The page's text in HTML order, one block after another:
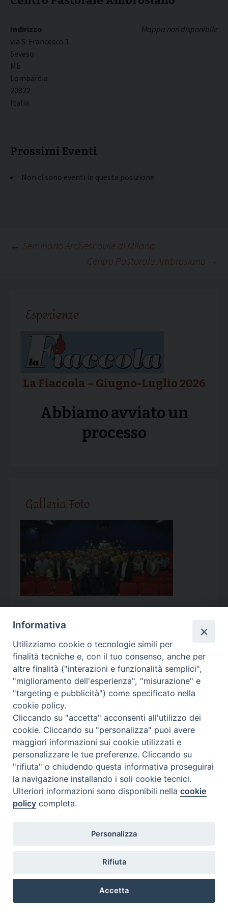
Mappa non disponibile
Indirizzo
via S. Francesco 1
Seveso
Mb
Lombardia
20822
Italia
Prossimi Eventi
Non ci sono eventi in questa posizione
Navigazione
← Seminario Arcivescovile di Milano
Centro Pastorale Ambrosiano →
Esperienze
La Fiaccola – Giugno-Luglio 2026
Abbiamo avviato un
processo
Galleria Foto
Calendario Appuntamenti
<< Ago 2026 >>
l m m g v s
d
27
28
3
4 5 6 7 8
9
10
11 12 13 14 15
17
18 19 21
24 25 26 27 28 29 30
31 1
diaconato@seminario.milano.it
Informativa
Utilizziamo cookie o tecnologie simili per
finalità tecniche e, con il tuo consenso, anche per
altre finalità ("interazioni e funzionalità semplici",
"miglioramento dell'esperienza", "misurazione" e
"targeting e pubblicità") come specificato nella
cookie policy.
Cliccando su "accetta" acconsenti all'utilizzo dei
cookie. Cliccando su "personalizza" puoi avere
maggiori informazioni sui cookie utilizzati e
personalizzare le tue preferenze. Cliccando su
"rifiuta" o chiudendo questa informativa proseguirai
la navigazione installando i soli cookie tecnici.
Ulteriori informazioni sono disponibili nellacookie
policy completa.
Personalizza
Rifiuta
Accetta